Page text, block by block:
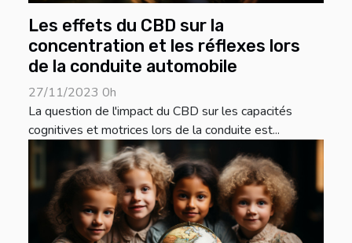
Les effets du CBD sur la
concentration et les réflexes lors
de la conduite automobile
27/11/2023 0h
La question de l'impact du CBD sur les capacités
cognitives et motrices lors de la conduite est...